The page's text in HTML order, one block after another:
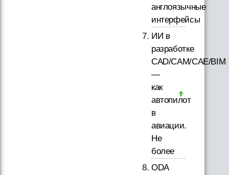
англоязычные
интерфейсы
ИИ в
разработке
CAD/CAM/CAE/BIM
—
как
автопилот
в
авиации.
Не
более
ODA